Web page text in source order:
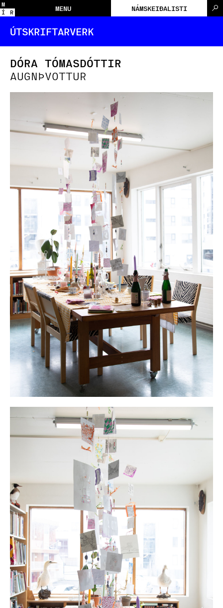
M
Í
R MENU NÁMSKEIÐALISTI
ÚTSKRIFTARVERK
DÓRA TÓMASDÓTTIR
AUGNÞVOTTUR